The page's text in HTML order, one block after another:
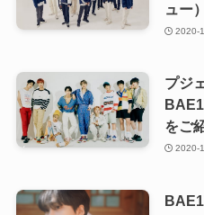
ュー）
2020-
プジ
をご
2020-